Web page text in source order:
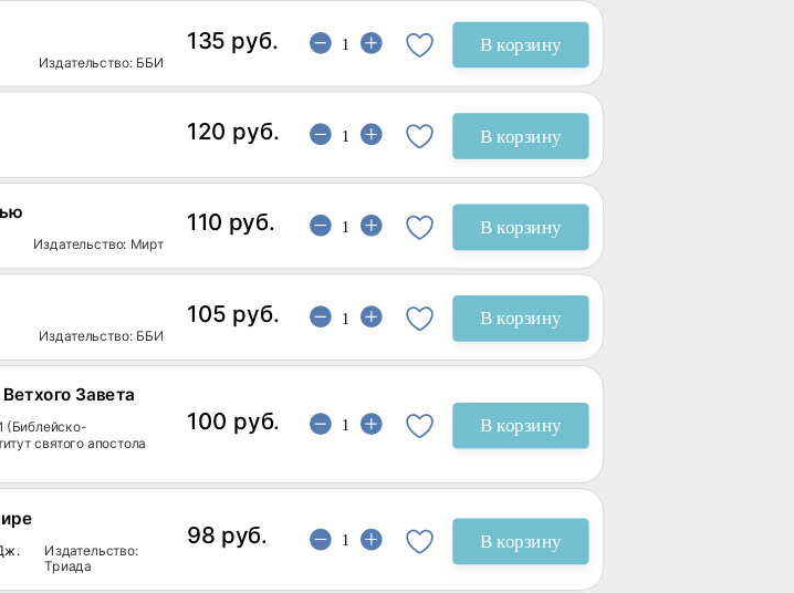
Издательство: ББИ
135 руб. В корзину
120 руб. В корзину
Издательство: Мирт
110 руб. В корзину
Издательство: ББИ
105 руб. В корзину
Завета
(Библейско-
святого апостола
100 руб. В корзину
Издательство:
Триада
98 руб. В корзину